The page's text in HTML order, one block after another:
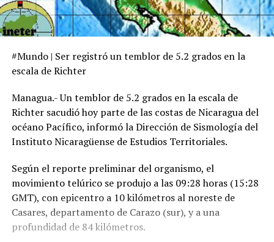
#Mundo | Ser registró un temblor de 5.2 grados en la
escala de Richter
Managua.- Un temblor de 5.2 grados en la escala de
Richter sacudió hoy parte de las costas de Nicaragua del
océano Pacífico, informó la Dirección de Sismología del
Instituto Nicaragüense de Estudios Territoriales.
Según el reporte preliminar del organismo, el
movimiento telúrico se produjo a las 09:28 horas (15:28
GMT), con epicentro a 10 kilómetros al noreste de
Casares, departamento de Carazo (sur), y a una
profundidad de 84 kilómetros.